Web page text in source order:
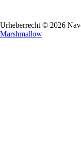
Urheberrecht © 2026
Marshmallow